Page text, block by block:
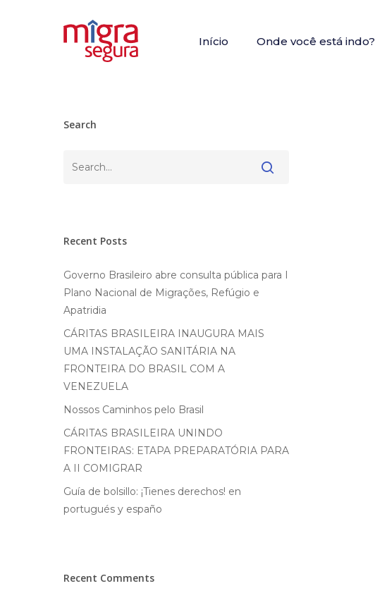
Hit enter to search or ESC to close
Início Onde você está indo?
Search
Recent Posts
Governo Brasileiro abre consulta pública para I
Plano Nacional de Migrações, Refúgio e
Apatridia
CÁRITAS BRASILEIRA INAUGURA MAIS
UMA INSTALAÇÃO SANITÁRIA NA
FRONTEIRA DO BRASIL COM A
VENEZUELA
Nossos Caminhos pelo Brasil
CÁRITAS BRASILEIRA UNINDO
FRONTEIRAS: ETAPA PREPARATÓRIA PARA
A II COMIGRAR
Guía de bolsillo: ¡Tienes derechos! en
portugués y españo
Recent Comments